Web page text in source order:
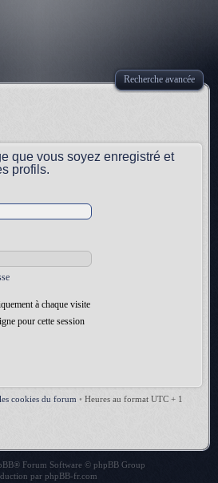
Recherche avancée
que vous soyez enregistré et
profils.
à chaque visite
pour cette session
cookies du forum • Heures au format UTC + 1
® Forum Software © phpBB Group
par phpBB-fr.com